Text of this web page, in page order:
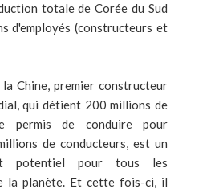
totale de Corée du Sud
d'employés (constructeurs et
Chine, premier constructeur
qui détient 200 millions de
permis de conduire pour
de conducteurs, est un
potentiel pour tous les
la planète. Et cette fois-ci, il